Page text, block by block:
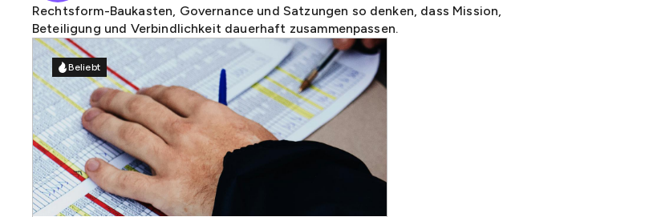
Rechtsform-Baukasten, Governance und Satzungen so denken, dass Mission,
Beteiligung und Verbindlichkeit dauerhaft zusammenpassen.
Beliebt